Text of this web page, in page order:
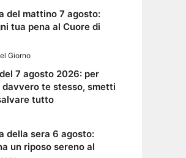
del mattino 7 agosto:
tua pena al Cuore di
Giorno
7 agosto 2026: per
te stesso, smetti
tutto
della sera 6 agosto:
un riposo sereno al